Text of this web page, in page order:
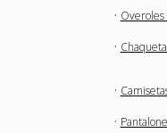
· Overoles
·
·
·